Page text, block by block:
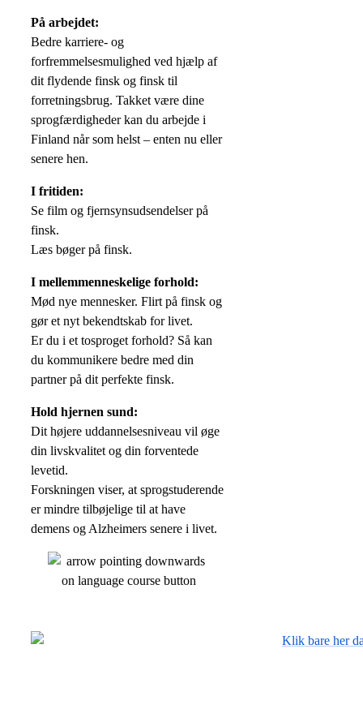
På arbejdet:
Bedre karriere- og
forfremmelsesmulighed ved hjælp af
dit flydende finsk og finsk til
forretningsbrug. Takket være dine
sprogfærdigheder kan du arbejde i
Finland når som helst – enten nu eller
senere hen.
I fritiden:
Se film og fjernsynsudsendelser på
finsk.
Læs bøger på finsk.
I mellemmenneskelige forhold:
Mød nye mennesker. Flirt på finsk og
gør et nyt bekendtskab for livet.
Er du i et tosproget forhold? Så kan
du kommunikere bedre med din
partner på dit perfekte finsk.
Hold hjernen sund:
Dit højere uddannelsesniveau vil øge
din livskvalitet og din forventede
levetid.
Forskningen viser, at sprogstuderende
er mindre tilbøjelige til at have
demens og Alzheimers senere i livet.